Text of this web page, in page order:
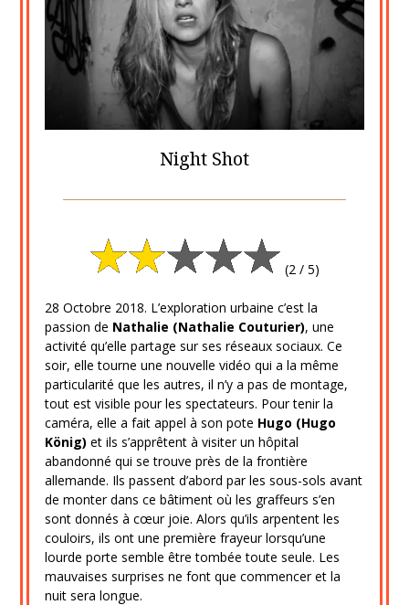
Night Shot
12
janvier
(2 / 5)
28 Octobre 2018. L’exploration urbaine c’est la
passion de Nathalie (Nathalie Couturier), une
activité qu’elle partage sur ses réseaux sociaux. Ce
soir, elle tourne une nouvelle vidéo qui a la même
particularité que les autres, il n’y a pas de montage,
tout est visible pour les spectateurs. Pour tenir la
caméra, elle a fait appel à son pote Hugo (Hugo
König) et ils s’apprêtent à visiter un hôpital
abandonné qui se trouve près de la frontière
allemande. Ils passent d’abord par les sous-sols avant
de monter dans ce bâtiment où les graffeurs s’en
sont donnés à cœur joie. Alors qu’ils arpentent les
couloirs, ils ont une première frayeur lorsqu’une
lourde porte semble être tombée toute seule. Les
mauvaises surprises ne font que commencer et la
nuit sera longue.